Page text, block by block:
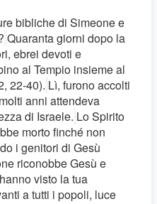
bibliche di Simeone e
Quaranta giorni dopo la
ebrei devoti e
al Tempio insieme al
22-40). Lì, furono accolti
anni attendeva
di Israele. Lo Spirito
morto finché non
i genitori di Gesù
riconobbe Gesù e
visto la tua
a tutti i popoli, luce